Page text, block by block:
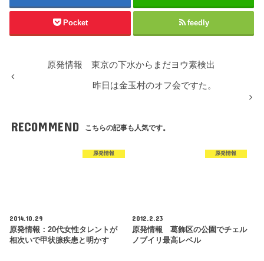
Pocket feedly
原発情報 東京の下水からまだヨウ素検出
昨日は金玉村のオフ会ですた。
RECOMMEND こちらの記事も人気です。
原発情報
2014.10.29
原発情報：20代女性タレントが
相次いで甲状腺疾患と明かす
原発情報
2012.2.23
原発情報 葛飾区の公園でチェル
ノブイリ最高レベル